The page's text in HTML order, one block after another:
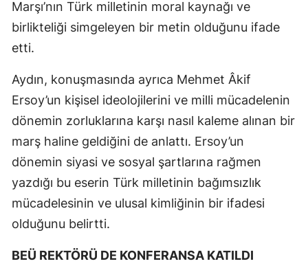
Marşı’nın Türk milletinin moral kaynağı ve
birlikteliği simgeleyen bir metin olduğunu ifade
etti.
Aydın, konuşmasında ayrıca Mehmet Âkif
Ersoy’un kişisel ideolojilerini ve milli mücadelenin
dönemin zorluklarına karşı nasıl kaleme alınan bir
marş haline geldiğini de anlattı. Ersoy’un
dönemin siyasi ve sosyal şartlarına rağmen
yazdığı bu eserin Türk milletinin bağımsızlık
mücadelesinin ve ulusal kimliğinin bir ifadesi
olduğunu belirtti.
BEÜ REKTÖRÜ DE KONFERANSA KATILDI